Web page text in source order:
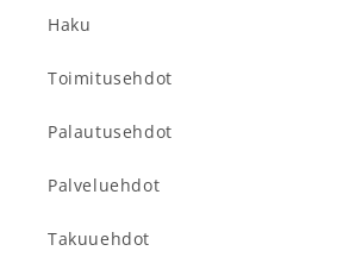
Haku
Toimitusehdot
Palautusehdot
Palveluehdot
Takuuehdot